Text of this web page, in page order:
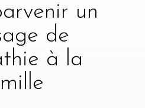
un
de
à la